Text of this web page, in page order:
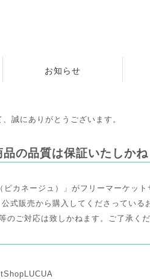
お知らせ
誠にありがとうございます。
の品質は保証いたしかね
カネージュ）」がフリーマーケッ
式販売から購入してくださっている
ご対応は致しかねます。ご了承くだ